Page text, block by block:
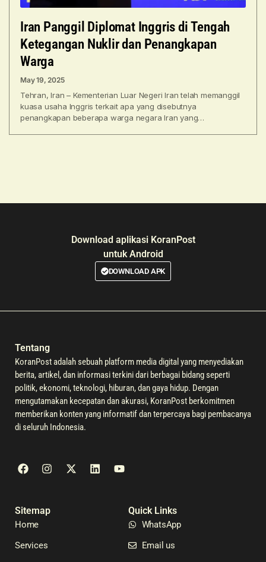
Iran Panggil Diplomat Inggris di Tengah
Ketegangan Nuklir dan Penangkapan
Warga
May 19, 2025
Tehran, Iran – Kementerian Luar Negeri Iran telah memanggil
kuasa usaha Inggris terkait apa yang disebutnya
penangkapan beberapa warga negara Iran yang
Download aplikasi KoranPost
untuk Android
DOWNLOAD APK
Tentang
KoranPost adalah sebuah platform media digital yang menyediakan
berita, artikel, dan informasi terkini dari berbagai bidang seperti
politik, ekonomi, teknologi, hiburan, dan gaya hidup. Dengan
mengutamakan kecepatan dan akurasi, KoranPost berkomitmen
memberikan konten yang informatif dan terpercaya bagi pembacanya
di seluruh Indonesia.
Sitemap
Home
Services
Quick Links
WhatsApp
Email us